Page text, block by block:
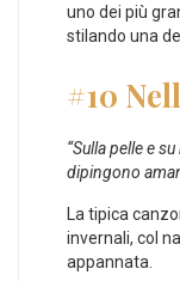
uno dei più
stilando una
#10
“Sulla pelle e
dipingono
La tipica
invernali, col
appannata.